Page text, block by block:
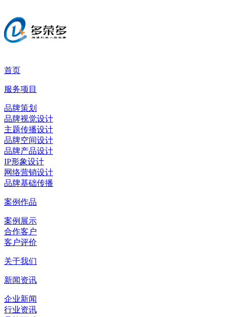
首页
服务项目
品牌策划
品牌视觉设计
主题传播设计
品牌空间设计
品牌产品设计
IP形象设计
网络营销设计
品牌基础传播
案例作品
案例展示
合作客户
客户评价
关于我们
新闻资讯
企业新闻
行业资讯